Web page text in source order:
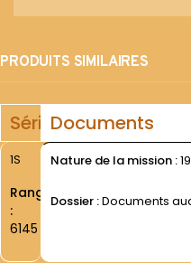
PRODUITS SIMILAIRES
SérieDocuments
1S
Rang
:
6145
Nature de la mission :
Dossier :Documents